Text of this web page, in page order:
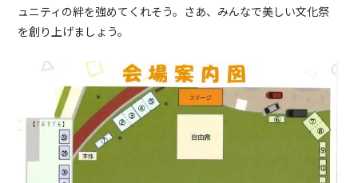
ュニティの絆を強めてくれそう。さあ、みんなで美しい文化祭
を創り上げましょう。